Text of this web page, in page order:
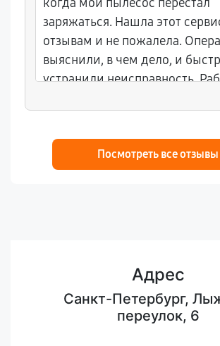
заряжаться. Нашла этот
отзывам и не пожалела.
выяснили, в чем дело, и
устранили неисправность.
Посмотреть все отзывы
Адрес
Санкт-Петербург,
переулок, 6